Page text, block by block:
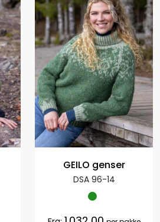
GEILO genser
DSA 96-14